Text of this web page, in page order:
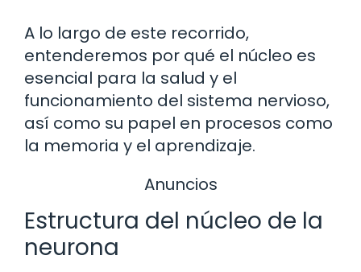
A lo largo de este recorrido,
entenderemos por qué el núcleo es
esencial para la salud y el
funcionamiento del sistema nervioso,
así como su papel en procesos como
la memoria y el aprendizaje.
Anuncios
Estructura del núcleo de la
neurona